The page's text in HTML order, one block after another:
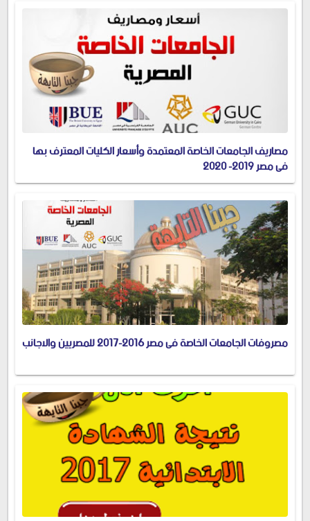
مصاريف الجامعات الخاصة المعتمدة وأسعار الكليات المعترف بها
في مصر 2019- 2020
مصروفات الجامعات الخاصة فى مصر 2016-2017 للمصريين والاجانب